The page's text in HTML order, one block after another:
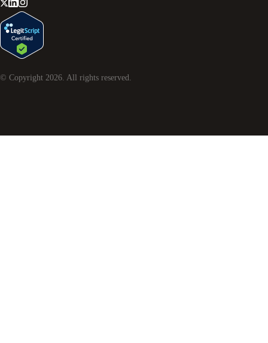
© Copyright 2026. All rights reserved.